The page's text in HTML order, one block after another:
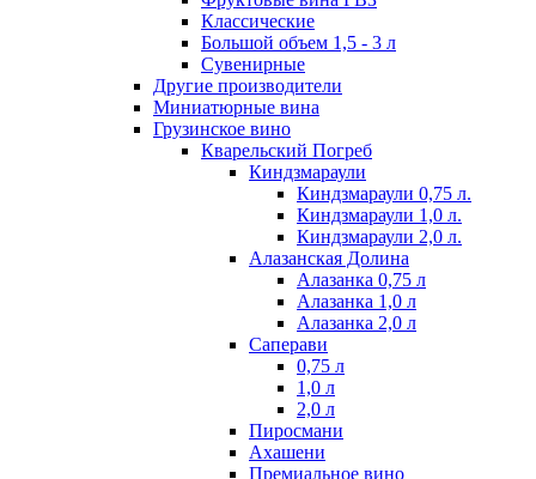
Классические
Большой объем 1,5 - 3 л
Сувенирные
Другие производители
Миниатюрные вина
Грузинское вино
Кварельский Погреб
Киндзмараули
Киндзмараули 0,75 л.
Киндзмараули 1,0 л.
Киндзмараули 2,0 л.
Алазанская Долина
Алазанка 0,75 л
Алазанка 1,0 л
Алазанка 2,0 л
Саперави
0,75 л
1,0 л
2,0 л
Пиросмани
Ахашени
Премиальное вино